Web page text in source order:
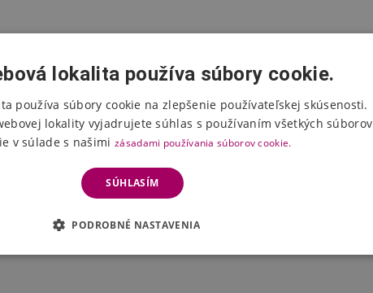
Hodnotenie produktu
Vyberte počet hviezdičiek
lokalita používa súbory cookie.
používa súbory cookie na zlepšenie používateľskej skúsenosti.
lokality vyjadrujete súhlas s používaním všetkých súborov
v súlade s našimi zásadami používania súborov cookie.
SÚHLASÍM
PODROBNÉ NASTAVENIA